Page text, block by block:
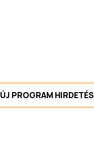
ÚJ PROGRAM HIRDETÉS